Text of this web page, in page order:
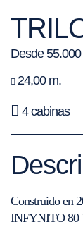
Desde
24,00 m.
4 cabinas
Construido en
INFYNITO 80